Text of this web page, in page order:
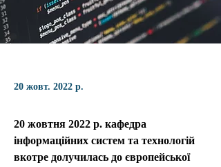
20 жовт. 2022 р.
20 жовтня 2022 р. кафедра
інформаційних систем та технологій
вкотре долучилась до європейської